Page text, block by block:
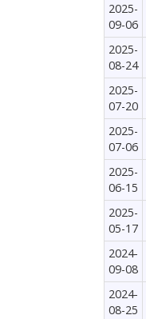
2025-
09-06
2025-
08-24
2025-
07-20
2025-
07-06
2025-
06-15
2025-
05-17
2024-
09-08
2024-
08-25